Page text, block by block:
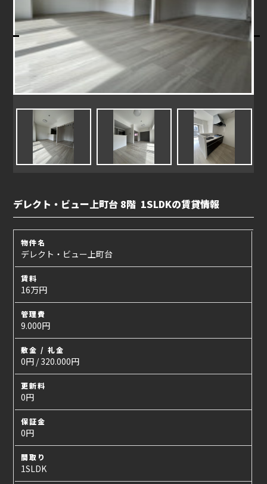
デレクト・ビュー上町台 8階 1SLDKの賃貸情報
物件名
デレクト・ビュー上町台
賃料
16万円
管理費
9.000円
敷金 / 礼金
0円 / 320.000円
更新料
0円
保証金
0円
間取り
1SLDK